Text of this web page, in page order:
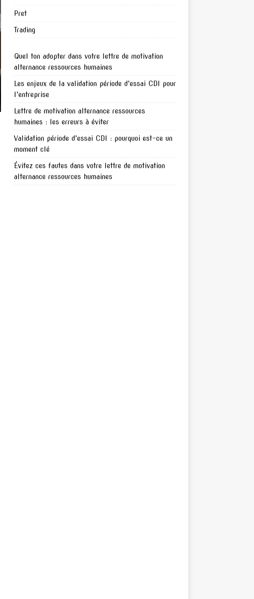
Pret
Trading
Quel ton adopter dans votre lettre de motivation
alternance ressources humaines
Les enjeux de la validation période d’essai CDI pour
l’entreprise
Lettre de motivation alternance ressources
humaines : les erreurs à éviter
Validation période d’essai CDI : pourquoi est-ce un
moment clé
Évitez ces fautes dans votre lettre de motivation
alternance ressources humaines